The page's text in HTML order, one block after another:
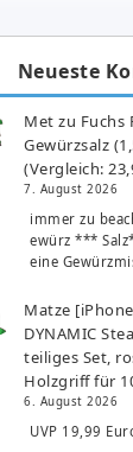
Neueste
Met zu Fuchs
Gewürzsalz
(Vergleich:
7. August 2026
immer zu
ewürz ***
eine
Matze
DYNAMIC
teiliges Set,
Holzgriff für
6. August 2026
UVP 19,99